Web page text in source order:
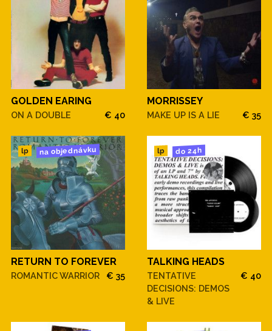
GOLDEN EARING
ON A DOUBLE € 40
MORRISSEY
MAKE UP IS A LIE € 35
lp na objednávku
RETURN TO FOREVER
ROMANTIC WARRIOR € 35
lp do 24h
TALKING HEADS
TENTATIVE
DECISIONS: DEMOS
& LIVE
€ 40